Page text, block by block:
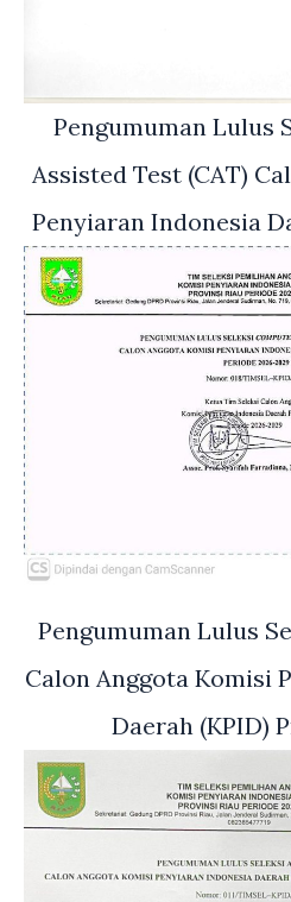
Pengumuman Lulus
Assisted Test (CAT)
Penyiaran Indonesia
Pengumuman Lulus
Calon Anggota Komisi
Daerah (KPID)